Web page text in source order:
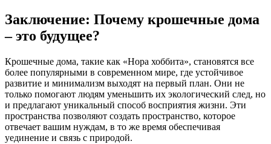
Заключение: Почему крошечные дома
– это будущее?
Крошечные дома, такие как «Нора хоббита», становятся все
более популярными в современном мире, где устойчивое
развитие и минимализм выходят на первый план. Они не
только помогают людям уменьшить их экологический след, но
и предлагают уникальный способ восприятия жизни. Эти
пространства позволяют создать пространство, которое
отвечает вашим нуждам, в то же время обеспечивая
уединение и связь с природой.